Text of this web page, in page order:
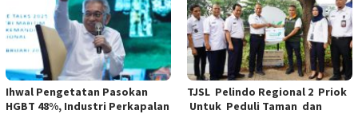
Ihwal Pengetatan Pasokan
HGBT 48%, Industri Perkapalan
TJSL Pelindo Regional 2 Priok
Untuk Peduli Taman dan